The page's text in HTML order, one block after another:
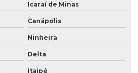
Icaraí de Minas
Canápolis
Ninheira
Delta
Itaipé